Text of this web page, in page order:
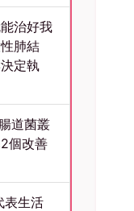
治好我
肺結
定執
道菌叢
個改善
表生活